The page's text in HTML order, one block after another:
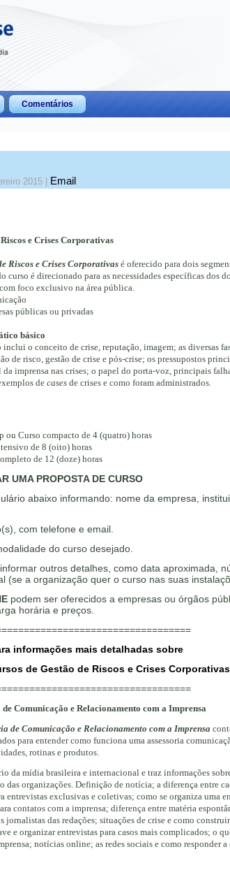
Comentários
2015 Email
e Crises Corporativas
Riscos e Crises Corporativas é oferecido para dois
curso é direcionado para as necessidades específicas dos
foco exclusivo na área pública.
públicas ou privadas
básico
o conceito de crise, reputação, imagem; as diversas
de risco, gestão de crise e pós-crise; os pressupostos
da imprensa nas crises; o papel do porta-voz, principais
de cases de crises e como foram administrados.
ou Curso compacto de 4 (quatro) horas
de 8 (oito) horas
de 12 (doze) horas
UMA PROPOSTA DE CURSO
abaixo informando: nome da empresa,
com telefone e email.
do curso desejado.
informar outros detalhes, como data aproximada,
(se a organização quer o curso nas suas
podem ser oferecidos a empresas ou órgãos
horária e preços.
informações mais detalhadas sobre
de Gestão de Riscos e Crises Corporativas
de Comunicação e Relacionamento com a Imprensa
de Comunicação e Relacionamento com a Imprensa
para entender como funciona uma assessoria
rotinas e produtos.
da mídia brasileira e internacional e traz informações
das organizações. Definição de notícia; a diferença entre
entrevistas exclusivas e coletivas; como se organiza uma
contatos com a imprensa; diferença entre matéria
jornalistas das redações; situações de crise e como
e organizar entrevistas para casos mais complicados; o
notícias online; as redes sociais e como responder a